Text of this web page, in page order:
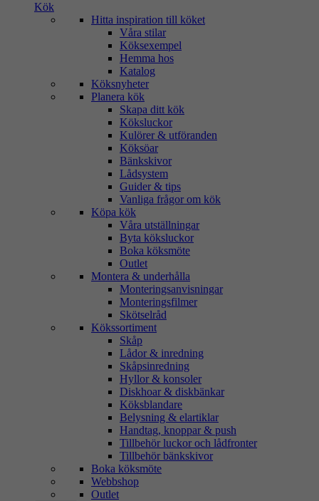
Kök
Hitta inspiration till köket
Våra stilar
Köksexempel
Hemma hos
Katalog
Köksnyheter
Planera kök
Skapa ditt kök
Köksluckor
Kulörer & utföranden
Köksöar
Bänkskivor
Lådsystem
Guider & tips
Vanliga frågor om kök
Köpa kök
Våra utställningar
Byta köksluckor
Boka köksmöte
Outlet
Montera & underhålla
Monteringsanvisningar
Monteringsfilmer
Skötselråd
Kökssortiment
Skåp
Lådor & inredning
Skåpsinredning
Hyllor & konsoler
Diskhoar & diskbänkar
Köksblandare
Belysning & elartiklar
Handtag, knoppar & push
Tillbehör luckor och lådfronter
Tillbehör bänkskivor
Boka köksmöte
Webbshop
Outlet